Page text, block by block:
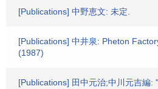
[Publications] 中野恵文: 未定.
[Publications] 中井泉: Pheton
(1987)
[Publications] 田中元治;中川元吉編: